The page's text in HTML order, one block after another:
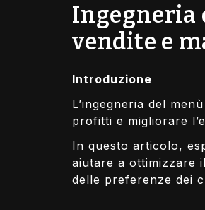
Ingegneria
vendite e
Introduzione
L’ingegneria del
profitti e migliorare
In questo articolo,
aiutare a ottimizzare
delle preferenze dei